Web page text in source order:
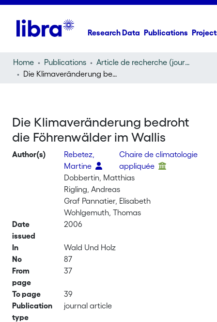
Research Data Publications
Home Publications
Article de recherche (journal article)
Die Klimaveränderung bedroht die Föhrenwälder im Wallis
Die Klimaveränderung bedroht
die Föhrenwälder im Wallis
Author(s)
Rebetez,
Martine
Chaire de climatologie
appliquée
Dobbertin, Matthias
Rigling, Andreas
Graf Pannatier, Elisabeth
Wohlgemuth, Thomas
Date
issued
2006
In
Wald Und Holz
No
87
From
page
37
To page
39
Publication
type
journal article